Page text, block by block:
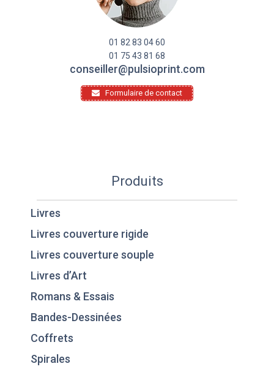
01 82 83 04 60
01 75 43 81 68
conseiller@pulsioprint.com
Formulaire de contact
Produits
Livres
Livres couverture rigide
Livres couverture souple
Livres d’Art
Romans & Essais
Bandes-Dessinées
Coffrets
Spirales